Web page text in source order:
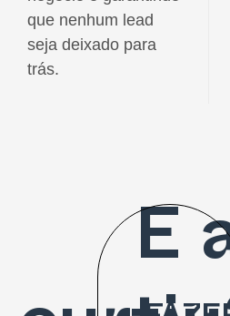
que nenhum lead
seja deixado para
trás.
E